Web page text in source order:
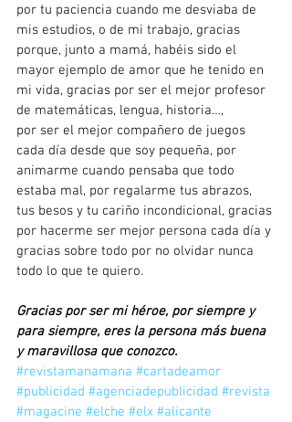
por tu paciencia cuando me desviaba de
mis estudios, o de mi trabajo, gracias
porque, junto a mamá, habéis sido el
mayor ejemplo de amor que he tenido en
mi vida, gracias por ser el mejor profesor
de matemáticas, lengua, historia…,
por ser el mejor compañero de juegos
cada día desde que soy pequeña, por
animarme cuando pensaba que todo
estaba mal, por regalarme tus abrazos,
tus besos y tu cariño incondicional, gracias
por hacerme ser mejor persona cada día y
gracias sobre todo por no olvidar nunca
todo lo que te quiero.
Gracias por ser mi héroe, por siempre y
para siempre, eres la persona más buena
y maravillosa que conozco.
#revistamanamana #cartadeamor
#publicidad #agenciadepublicidad #revista
#magacine #elche #elx #alicante